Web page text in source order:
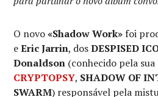
O novo«Shadow Work» foi
eEric Jarrin, dosDESPISED
Donaldson (conhecido pela
CRYPTOPSY, SHADOW OF
SWARM) responsável pela